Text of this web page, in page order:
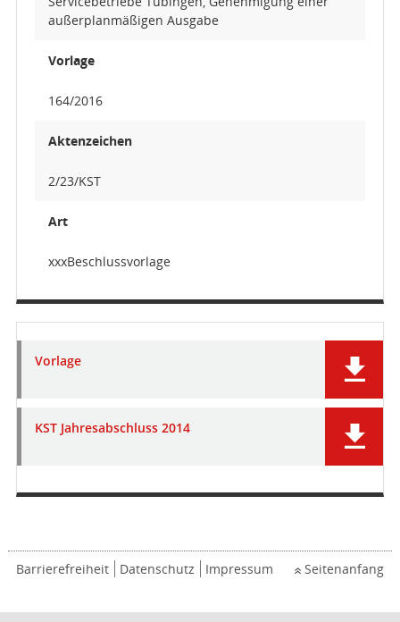
außerplanmäßigen Ausgabe
Vorlage
164/2016
Aktenzeichen
2/23/KST
Art
xxxBeschlussvorlage
Vorlage
KST Jahresabschluss 2014
Barrierefreiheit Datenschutz Impressum Seitenanfang